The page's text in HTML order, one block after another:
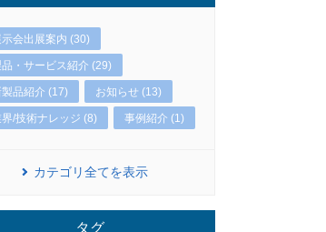
示会出展案内 (30)
・サービス紹介 (29)
製品紹介 (17) お知らせ (13)
/技術ナレッジ (8) 事例紹介 (1)
カテゴリ全てを表示
タグ